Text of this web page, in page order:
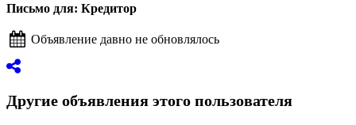
Письмо для: Кредитор
Объявление давно не обновлялось
Другие объявления этого пользователя